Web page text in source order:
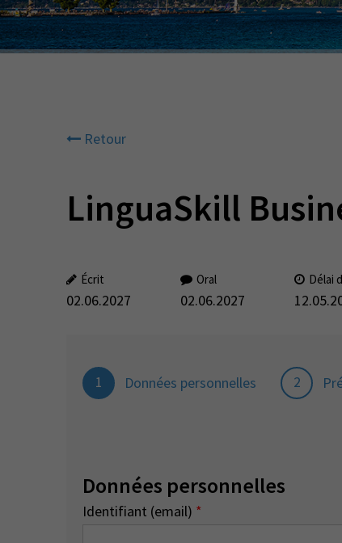
Retour
LinguaSkill
Écrit
02.06.2027
Oral
02.06.2027
Délai
1 Données personnelles 2
Données personnelles
Identifiant (email) *